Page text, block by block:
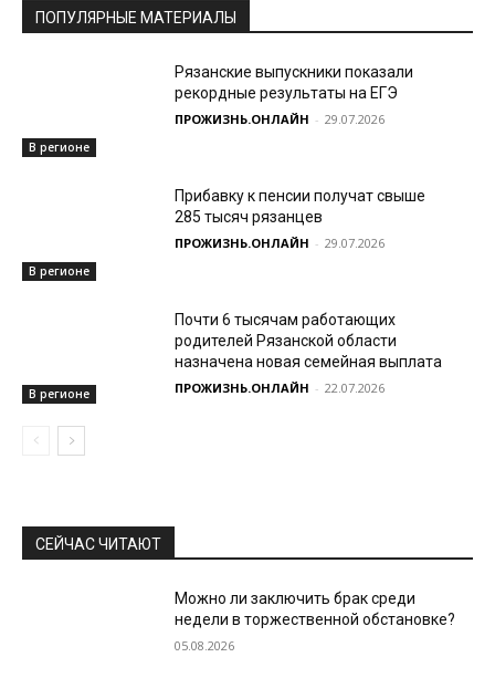
ПОПУЛЯРНЫЕ МАТЕРИАЛЫ
В регионе
Рязанские выпускники показали
рекордные результаты на ЕГЭ
ПРОЖИЗНЬ.ОНЛАЙН - 29.07.2026
В регионе
Прибавку к пенсии получат свыше
285 тысяч рязанцев
ПРОЖИЗНЬ.ОНЛАЙН - 29.07.2026
В регионе
Почти 6 тысячам работающих
родителей Рязанской области
назначена новая семейная выплата
ПРОЖИЗНЬ.ОНЛАЙН - 22.07.2026
СЕЙЧАС ЧИТАЮТ
Можно ли заключить брак среди
недели в торжественной обстановке?
05.08.2026